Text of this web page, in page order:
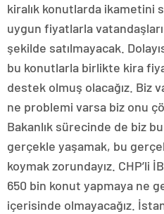
kiralık konutlarda ikametini
uygun fiyatlarla
şekilde satılmayacak.
bu konutlarla birlikte kira
destek olmuş olacağız. Biz
ne problemi varsa biz onu
Bakanlık sürecinde de biz bu
gerçekle yaşamak, bu
koymak zorundayız. CHP’li
650 bin konut yapmaya ne
içerisinde olmayacağız.